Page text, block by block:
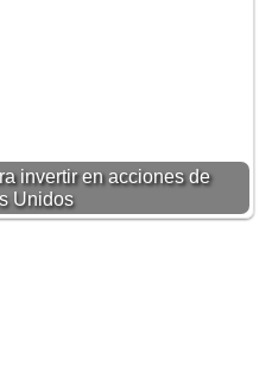
invertir en acciones de
Unidos